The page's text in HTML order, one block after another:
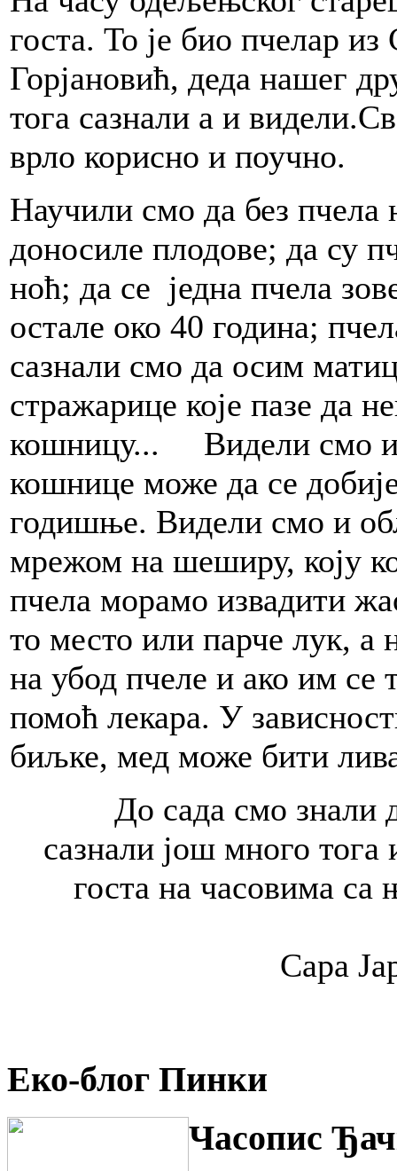
госта. То је био пчелар
Горјановић, деда нашег
тога сазнали а и
врло корисно и поучно.
Научили смо да без
доносиле плодове; да су
ноћ; да се једна пчела
остале око 40 година;
сазнали смо да осим
стражарице које пазе да
кошницу... Видели смо и
кошнице може да се
годишње. Видели смо и
мрежом на шеширу, коју
пчела морамо извадити
то место или парче лук, а
на убод пчеле и ако им се
помоћ лекара. У
биљке, мед може бити
До сада смо знали
сазнали још много
госта на часовима
Сара
Еко-блог Пинки
Часопис